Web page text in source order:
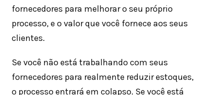
fornecedores para melhorar o seu próprio
processo, e o valor que você fornece aos seus
clientes.
Se você não está trabalhando com seus
fornecedores para realmente reduzir estoques,
o processo entrará em colapso. Se você está